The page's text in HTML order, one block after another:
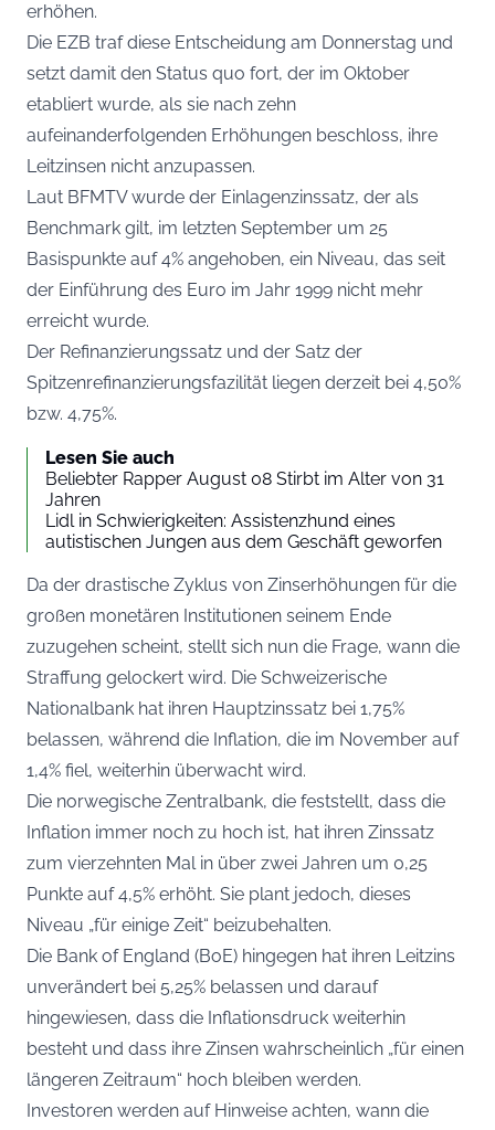
erhöhen.
Die EZB traf diese Entscheidung am Donnerstag und
setzt damit den Status quo fort, der im Oktober
etabliert wurde, als sie nach zehn
aufeinanderfolgenden Erhöhungen beschloss, ihre
Leitzinsen nicht anzupassen.
Laut BFMTVwurde der Einlagenzinssatz, der als
Benchmark gilt, im letzten September um 25
Basispunkte auf 4% angehoben, ein Niveau, das seit
der Einführung des Euro im Jahr 1999 nicht mehr
erreicht wurde.
Der Refinanzierungssatz und der Satz der
Spitzenrefinanzierungsfazilität liegen derzeit bei 4,50%
bzw. 4,75%.
Lesen Sie auch
Beliebter Rapper August 08 Stirbt im Alter von 31
Jahren
Lidl in Schwierigkeiten: Assistenzhund eines
autistischen Jungen aus dem Geschäft geworfen
Da der drastische Zyklus von Zinserhöhungen für die
großen monetären Institutionen seinem Ende
zuzugehen scheint, stellt sich nun die Frage, wann die
Straffung gelockert wird. Die Schweizerische
Nationalbank hat ihren Hauptzinssatz bei 1,75%
belassen, während die Inflation, die im November auf
1,4% fiel, weiterhin überwacht wird.
Die norwegische Zentralbank, die feststellt, dass die
Inflation immer noch zu hoch ist, hat ihren Zinssatz
zum vierzehnten Mal in über zwei Jahren um 0,25
Punkte auf 4,5% erhöht. Sie plant jedoch, dieses
Niveau „für einige Zeit“ beizubehalten.
Die Bank of England (BoE) hingegen hat ihren Leitzins
unverändert bei 5,25% belassen und darauf
hingewiesen, dass die Inflationsdruck weiterhin
besteht und dass ihre Zinsen wahrscheinlich „für einen
längeren Zeitraum“ hoch bleiben werden.
Investoren werden auf Hinweise achten, wann die